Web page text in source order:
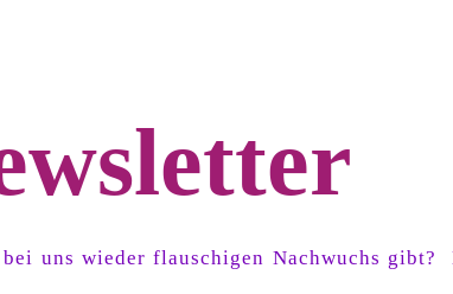
uns wieder flauschigen Nachwuchs